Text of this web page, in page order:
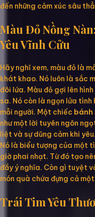
đến những cảm xúc sâu
Màu Đỏ Nồng
Yêu Vĩnh Cửu
Hãy nghĩ xem, màu đỏ là
khát khao. Nó luôn là sắc
đôi lứa. Màu đỏ gợi lên
sa. Nó còn là ngọn lửa
mỗi người. Một chiếc bánh
như một lời tuyên ngôn
liệt và sự dũng cảm khi
Nó là biểu tượng của một
giờ phai nhạt. Từ đó tạo
đầy ý nghĩa. Còn gì tuyệt
món quà chứa đựng cả
Trái Tim Yêu